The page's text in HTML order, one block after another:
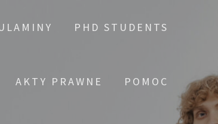
PHD STUDENTS
AKTY PRAWNE POMOC